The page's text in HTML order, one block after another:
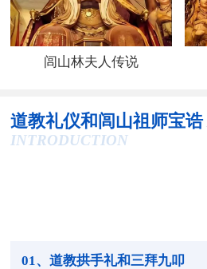
闾山林夫人传说
道教礼仪和闾山祖师宝诰
INTRODUCTION
01 、道教拱手礼和三拜九叩